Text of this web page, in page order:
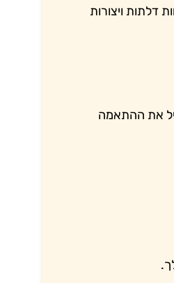
דלתות ויצורות
את ההתאמה